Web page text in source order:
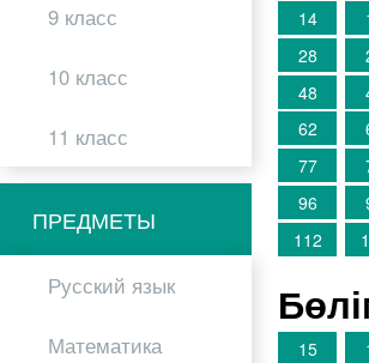
9 класс
10 класс
11 класс
ПРЕДМЕТЫ
Русский язык
Математика
14
28
48
62
77
96
112
15